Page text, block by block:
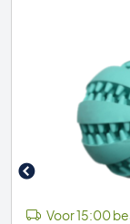
Voor 15:00